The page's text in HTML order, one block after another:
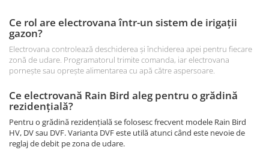
Ce rol are electrovana într-un sistem de irigații
gazon?
Electrovana controlează deschiderea și închiderea apei pentru fiecare
zonă de udare. Programatorul trimite comanda, iar electrovana
pornește sau oprește alimentarea cu apă către aspersoare.
Ce electrovană Rain Bird aleg pentru o grădină
rezidențială?
Pentru o grădină rezidențială se folosesc frecvent modele Rain Bird
HV, DV sau DVF. Varianta DVF este utilă atunci când este nevoie de
reglaj de debit pe zona de udare.